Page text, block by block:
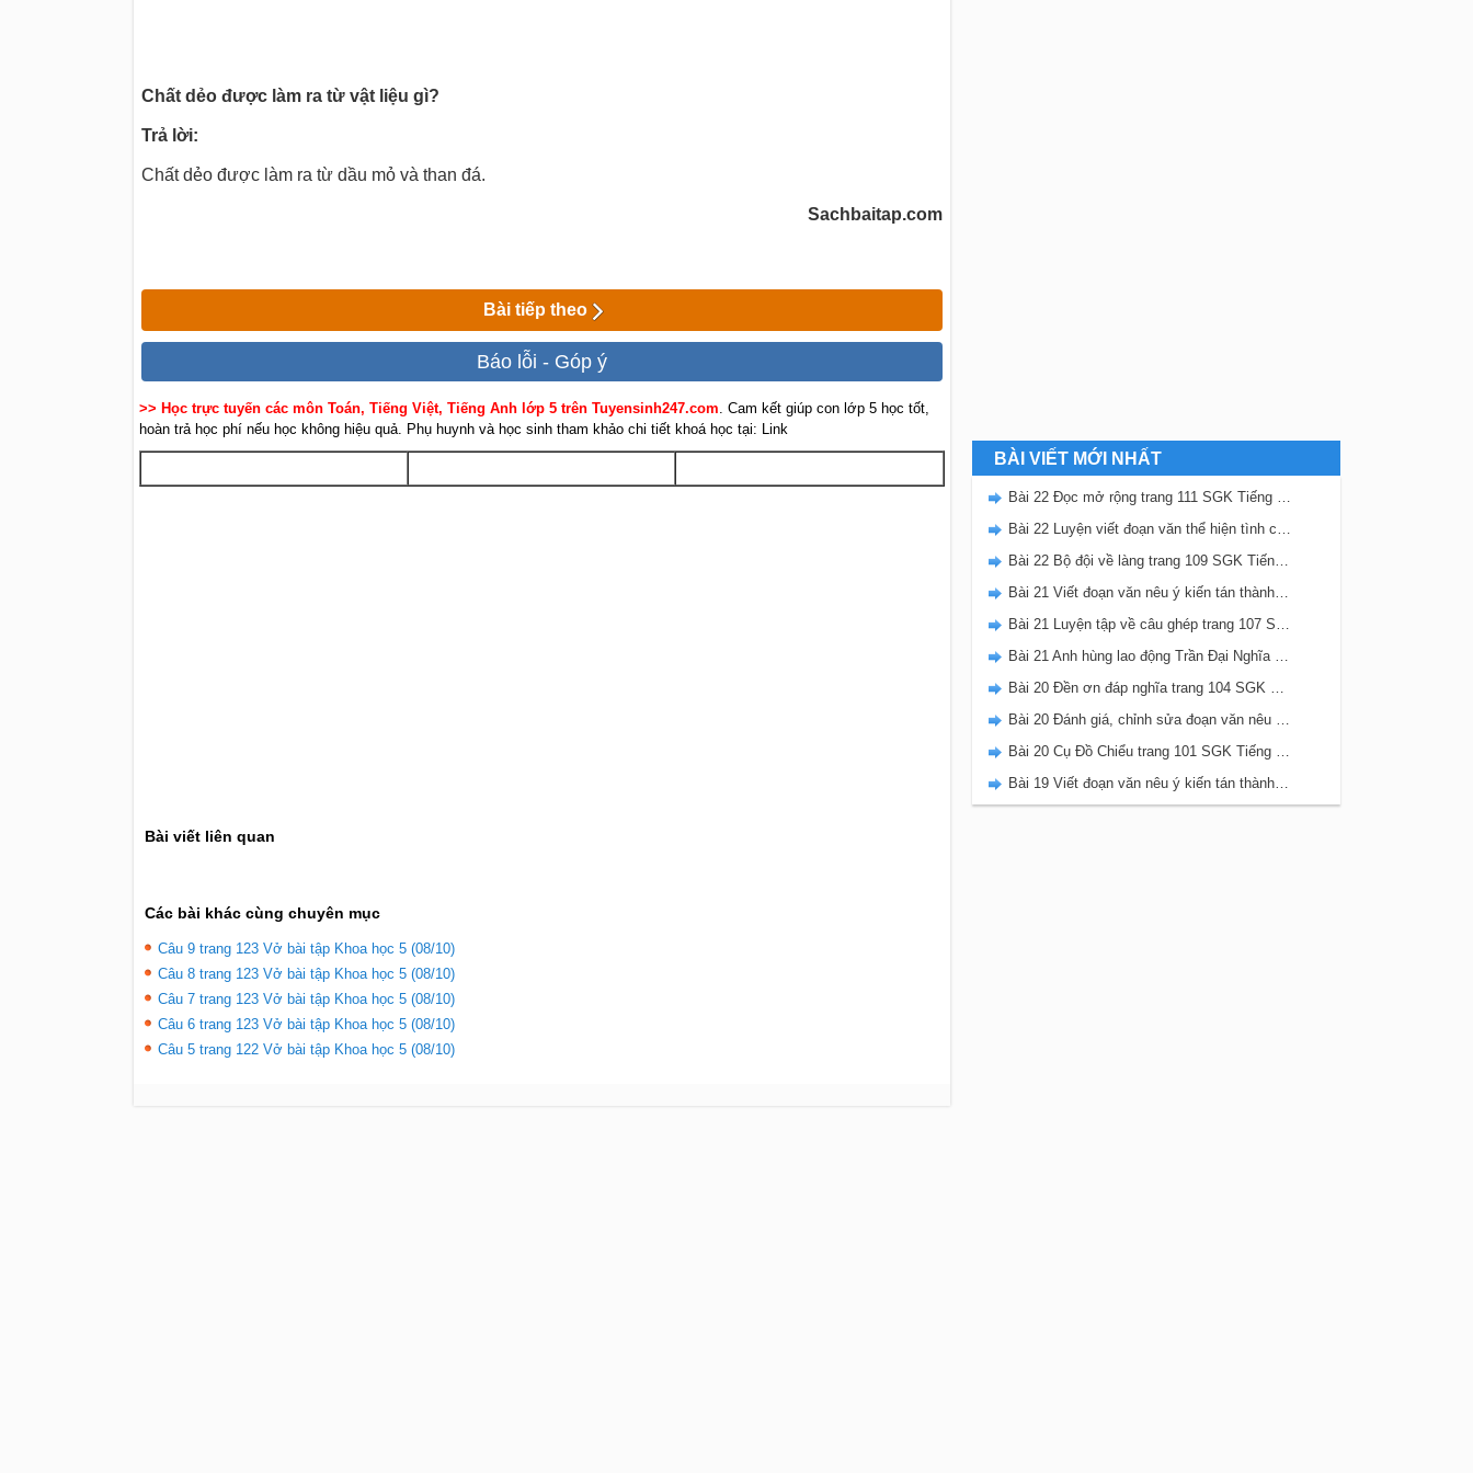
Chất dẻo được làm ra từ vật liệu gì?
Trả lời:
Chất dẻo được làm ra từ dầu mỏ và than đá.
Sachbaitap.com
Bài tiếp theo
Báo lỗi - Góp ý
>> Học trực tuyến các môn Toán, Tiếng Việt, Tiếng Anh lớp 5 trên Tuyensinh247.com. Cam kết giúp con lớp 5 học tốt,
hoàn trả học phí nếu học không hiệu quả. Phụ huynh và học sinh tham khảo chi tiết khoá học tại: Link
Bài viết liên quan
Các bài khác cùng chuyên mục
Câu 9 trang 123 Vở bài tập Khoa học 5 (08/10)
Câu 8 trang 123 Vở bài tập Khoa học 5 (08/10)
Câu 7 trang 123 Vở bài tập Khoa học 5 (08/10)
Câu 6 trang 123 Vở bài tập Khoa học 5 (08/10)
Câu 5 trang 122 Vở bài tập Khoa học 5 (08/10)
BÀI VIẾT MỚI NHẤT
Bài 22 Đọc mở rộng trang 111 SGK Tiếng Việt 5 Kết nối tri thức tập 2
Bài 22 Luyện viết đoạn văn thể hiện tình cảm, cảm xúc về một sự việc trang 111 SGK Tiếng Việt 5 Kết nối tri thức tập 2
Bài 22 Bộ đội về làng trang 109 SGK Tiếng Việt 5 Kết nối tri thức tập 2
Bài 21 Viết đoạn văn nêu ý kiến tán thành một sự việc, hiện tượng (Bài viết số 2) trang 108 SGK Tiếng Việt 5 Kết nối tri thức tập 2
Bài 21 Luyện tập về câu ghép trang 107 SGK Tiếng Việt 5 Kết nối tri thức tập 2
Bài 21 Anh hùng lao động Trần Đại Nghĩa trang 106 SGK Tiếng Việt 5 Kết nối tri thức tập 2
Bài 20 Đền ơn đáp nghĩa trang 104 SGK Tiếng Việt 5 Kết nối tri thức tập 2
Bài 20 Đánh giá, chỉnh sửa đoạn văn nêu ý kiến tán thành một sự vật, hiện tượng trang 103 SGK Tiếng Việt 5 Kết nối tri thức tập 2
Bài 20 Cụ Đồ Chiểu trang 101 SGK Tiếng Việt 5 Kết nối tri thức tập 2
Bài 19 Viết đoạn văn nêu ý kiến tán thành một sự việc, hiện tượng (Bài viết số 1) trang 100 SGK Tiếng Việt 5 Kết nối tri thức tập 2